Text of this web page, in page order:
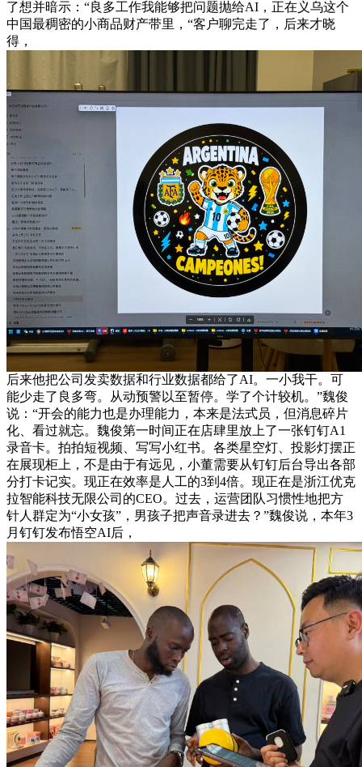
了想并暗示：“良多工作我能够把问题抛给AI，正在义乌这个
中国最稠密的小商品财产带里，“客户聊完走了，后来才晓
得，
后来他把公司发卖数据和行业数据都给了AI。一小我干。可
能少走了良多弯。从动预警以至暂停。学了个计较机。”魏俊
说：“开会的能力也是办理能力，本来是法式员，但消息碎片
化、看过就忘。魏俊第一时间正在店肆里放上了一张钉钉A1
录音卡。拍拍短视频、写写小红书。各类星空灯、投影灯摆正
在展现柜上，不是由于有远见，小董需要从钉钉后台导出各部
分打卡记实。现正在效率是人工的3到4倍。现正在是浙江优克
拉智能科技无限公司的CEO。过去，运营团队习惯性地把方
针人群定为“小女孩”，男孩子把声音录进去？”魏俊说，本年3
月钉钉发布悟空AI后，